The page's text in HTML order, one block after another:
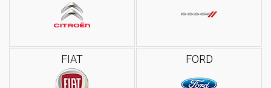
FIAT FORD